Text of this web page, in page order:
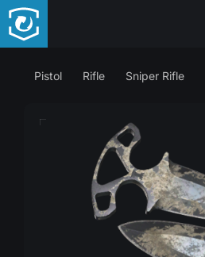
Pistol Rifle Sniper Rifle